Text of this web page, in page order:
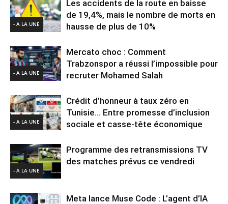
- A LA UNE
Les accidents de la route en baisse
de 19,4%, mais le nombre de morts en
hausse de plus de 10%
- A LA UNE
Mercato choc : Comment
Trabzonspor a réussi l’impossible pour
recruter Mohamed Salah
- A LA UNE
Crédit d’honneur à taux zéro en
Tunisie… Entre promesse d’inclusion
sociale et casse-tête économique
- A LA UNE
Programme des retransmissions TV
des matches prévus ce vendredi
Meta lance Muse Code : L’agent d’IA